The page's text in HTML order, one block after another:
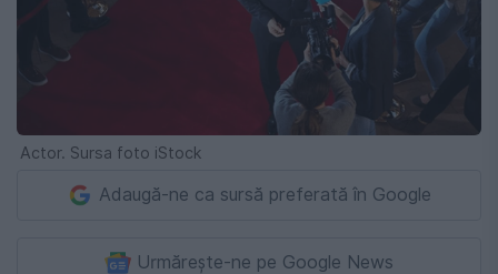
Actor. Sursa foto iStock
Adaugă-ne ca sursă preferată în Google
Urmărește-ne pe Google News